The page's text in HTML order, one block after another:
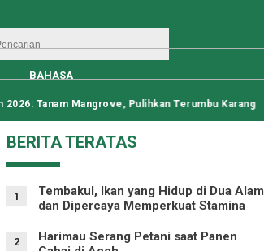
BAHASA
Tanam Mangrove, Pulihkan Terumbu Karang
BERITA TERATAS
1
Tembakul, Ikan yang Hidup di Dua Alam
dan Dipercaya Memperkuat Stamina
2
Harimau Serang Petani saat Panen